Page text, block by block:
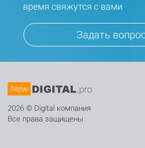
время свяжутся с вами
Задать
2026 © Digital компания
Все права защищены